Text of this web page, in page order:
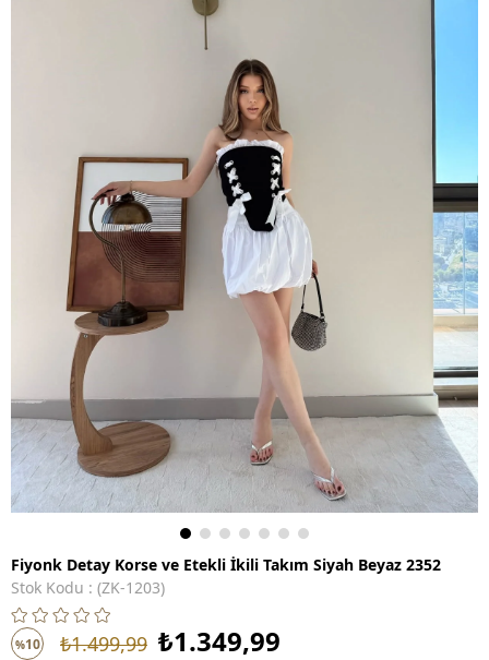
Fiyonk Detay Korse ve Etekli İkili Takım Siyah Beyaz 2352
Stok Kodu
(ZK-1203)
%10 ₺1.499,99 ₺1.349,99